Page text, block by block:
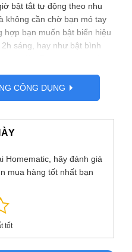
bật tắt tự động theo nhu
không cần chờ bạn mó tay
bạn muốn bật biển hiệu
sáng, hay như bật bình
tắt lặp đi lặp lại hàng ngày
đều có thể đáp ứng được vì
chiếc ổ cắm điện hẹn giờ
bạn muốn bật máy phun
2 tiếng lại bật 15 phút cứ thế
chỉ cần cài đặt một lần,
tự động ghi nhớ lịch trình
CÔNG DỤNG
Homematic, hãy đánh giá
mua hàng tốt nhất bạn
tốt